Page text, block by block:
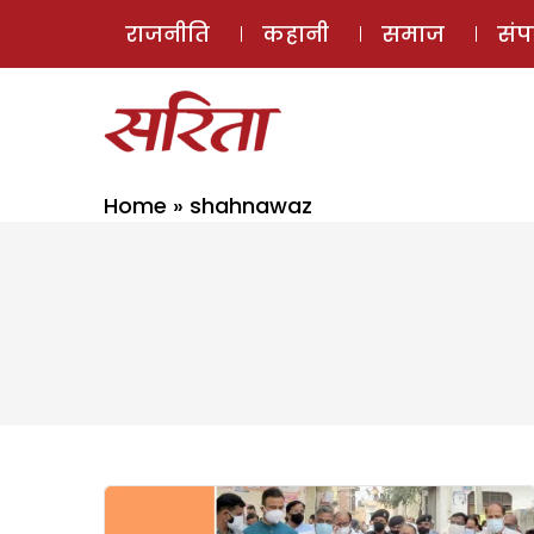
राजनीति कहानी समाज
Home » shahnawaz